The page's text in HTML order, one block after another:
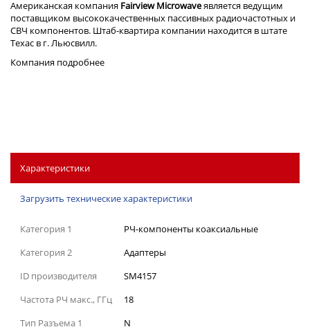
Американская компания Fairview Microwaveявляется ведущим
поставщиком высококачественных пассивных радиочастотных и
СВЧ компонентов. Штаб-квартира компании находится в штате
Техас в г. Льюсвилл.
Компания подробнее
Характеристики
Загрузить технические характеристики
Категория 1
РЧ-компоненты коаксиальные
Категория 2
Адаптеры
ID производителя
SM4157
Частота РЧ макс., ГГц
18
Тип Разъема 1
N